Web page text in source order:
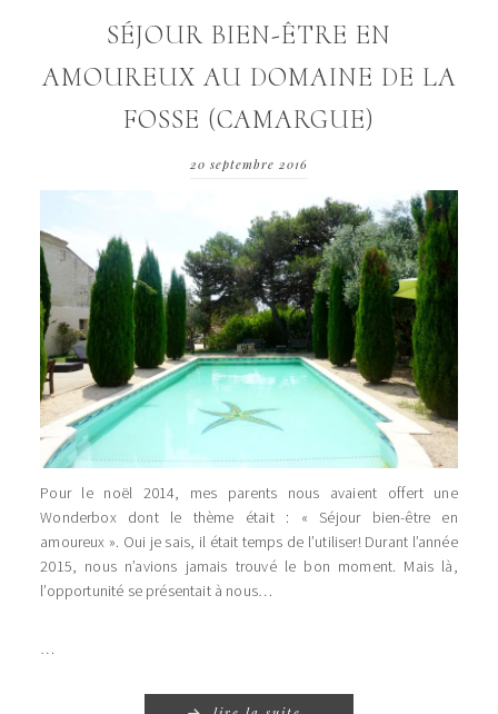
SÉJOUR BIEN-ÊTRE EN
AMOUREUX AU DOMAINE DE LA
FOSSE (CAMARGUE)
20 septembre 2016
Pour le noël 2014, mes parents nous avaient offert une
Wonderbox dont le thème était : « Séjour bien-être en
amoureux ». Oui je sais, il était temps de l’utiliser! Durant l’année
2015, nous n’avions jamais trouvé le bon moment. Mais là,
l’opportunité se présentait à nous…
…